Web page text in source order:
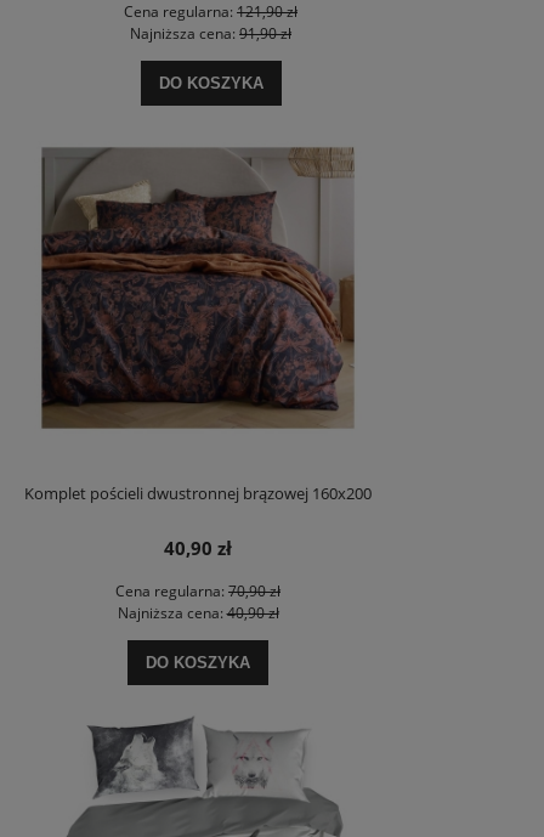
Cena regularna: 121,90 zł
Najniższa cena: 91,90 zł
DO KOSZYKA
Komplet pościeli dwustronnej brązowej 160x200
40,90 zł
Cena regularna: 70,90 zł
Najniższa cena:40,90 zł
DO KOSZYKA